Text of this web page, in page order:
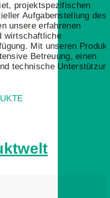
projektspezifischen
Aufgabenstellung des
unsere erfahrenen
wirtschaftliche
Mit unseren
Betreuung, einen
technische